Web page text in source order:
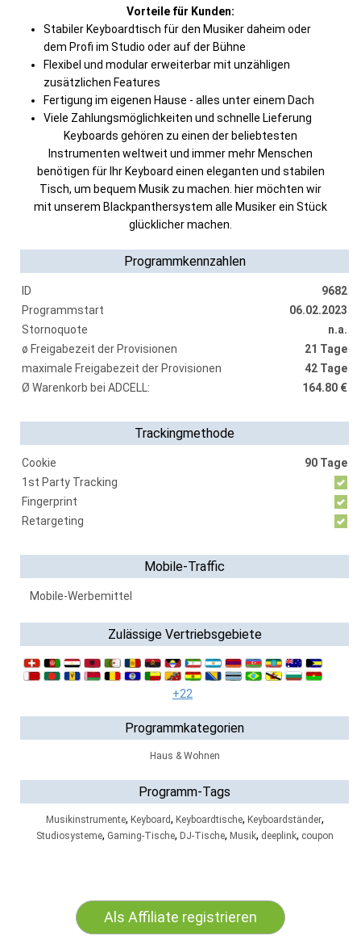
Vorteile für Kunden:
Stabiler Keyboardtisch für den Musiker daheim oder
dem Profi im Studio oder auf der Bühne
Flexibel und modular erweiterbar mit unzähligen
zusätzlichen Features
Fertigung im eigenen Hause - alles unter einem Dach
Viele Zahlungsmöglichkeiten und schnelle Lieferung
Keyboards gehören zu einen der beliebtesten
Instrumenten weltweit und immer mehr Menschen
benötigen für Ihr Keyboard einen eleganten und stabilen
Tisch, um bequem Musik zu machen. hier möchten wir
mit unserem Blackpanthersystem alle Musiker ein Stück
glücklicher machen.
Programmkennzahlen
ID
9682
Programmstart
06.02.2023
Stornoquote
n.a.
ø Freigabezeit der Provisionen
21 Tage
maximale Freigabezeit der Provisionen
42 Tage
Ø Warenkorb bei ADCELL:
164.80 €
Trackingmethode
Cookie
90 Tage
1st Party Tracking
Fingerprint
Retargeting
Mobile-Traffic
Mobile-Werbemittel
Zulässige Vertriebsgebiete
+22
Programmkategorien
Haus & Wohnen
Programm-Tags
Musikinstrumente, Keyboard, Keyboardtische, Keyboardständer,
Studiosysteme, Gaming-Tische, DJ-Tische, Musik, deeplink, coupon
Als Affiliate registrieren